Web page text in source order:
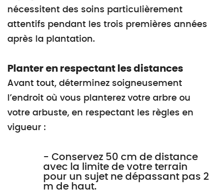
nécessitent des soins particulièrement
attentifs pendant les trois premières années
après la plantation.
Planter en respectant les distances
Avant tout, déterminez soigneusement
l’endroit où vous planterez votre arbre ou
votre arbuste, en respectant les règles en
vigueur :
- Conservez 50 cm de distance
avec la limite de votre terrain
pour un sujet ne dépassant pas 2
m de haut.